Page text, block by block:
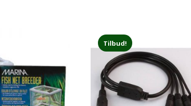
Tilbud!